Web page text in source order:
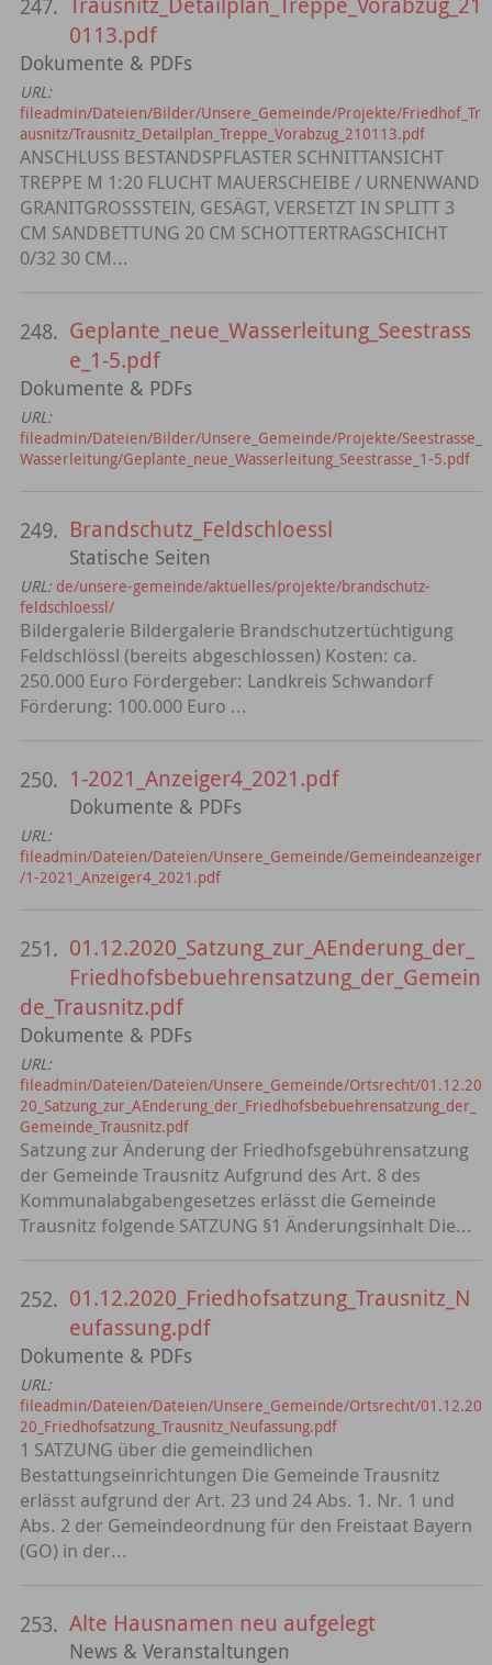
247.
0113.pdf
Dokumente & PDFs
URL:
fileadmin/Dateien/Bilder/Unsere_Gemeinde/Projekte/Friedhof_Tr
ausnitz/Trausnitz_Detailplan_Treppe_Vorabzug_210113.pdf
ANSCHLUSS BESTANDSPFLASTER SCHNITTANSICHT
TREPPE M 1:20 FLUCHT MAUERSCHEIBE / URNENWAND
GRANITGROSSSTEIN, GESÄGT, VERSETZT IN SPLITT 3
CM SANDBETTUNG 20 CM SCHOTTERTRAGSCHICHT
0/32 30 CM...
248. Geplante_neue_Wasserleitung_Seestrass
e_1-5.pdf
Dokumente & PDFs
URL:
fileadmin/Dateien/Bilder/Unsere_Gemeinde/Projekte/Seestrasse_
Wasserleitung/Geplante_neue_Wasserleitung_Seestrasse_1-5.pdf
249. Brandschutz_Feldschloessl
Statische Seiten
URL: de/unsere-gemeinde/aktuelles/projekte/brandschutz-
feldschloessl/
Bildergalerie Bildergalerie Brandschutzertüchtigung
Feldschlössl (bereits abgeschlossen) Kosten: ca.
250.000 Euro Fördergeber: Landkreis Schwandorf
Förderung: 100.000 Euro ...
250. 1-2021_Anzeiger4_2021.pdf
Dokumente & PDFs
URL:
fileadmin/Dateien/Dateien/Unsere_Gemeinde/Gemeindeanzeiger
/1-2021_Anzeiger4_2021.pdf
251. 01.12.2020_Satzung_zur_AEnderung_der_
Friedhofsbebuehrensatzung_der_Gemein
de_Trausnitz.pdf
Dokumente & PDFs
URL:
fileadmin/Dateien/Dateien/Unsere_Gemeinde/Ortsrecht/01.12.20
20_Satzung_zur_AEnderung_der_Friedhofsbebuehrensatzung_der_
Gemeinde_Trausnitz.pdf
Satzung zur Änderung der Friedhofsgebührensatzung
der Gemeinde Trausnitz Aufgrund des Art. 8 des
Kommunalabgabengesetzes erlässt die Gemeinde
Trausnitz folgende SATZUNG §1 Änderungsinhalt Die...
252. 01.12.2020_Friedhofsatzung_Trausnitz_N
eufassung.pdf
Dokumente & PDFs
URL:
fileadmin/Dateien/Dateien/Unsere_Gemeinde/Ortsrecht/01.12.20
20_Friedhofsatzung_Trausnitz_Neufassung.pdf
1 SATZUNG über die gemeindlichen
Bestattungseinrichtungen Die Gemeinde Trausnitz
erlässt aufgrund der Art. 23 und 24 Abs. 1. Nr. 1 und
Abs. 2 der Gemeindeordnung für den Freistaat Bayern
(GO) in der...
253. Alte Hausnamen neu aufgelegt
News & Veranstaltungen